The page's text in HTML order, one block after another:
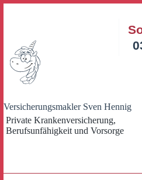
Versicherungsmakler Sven Hennig
Private Krankenversicherung,
Berufsunfähigkeit und Vorsorge